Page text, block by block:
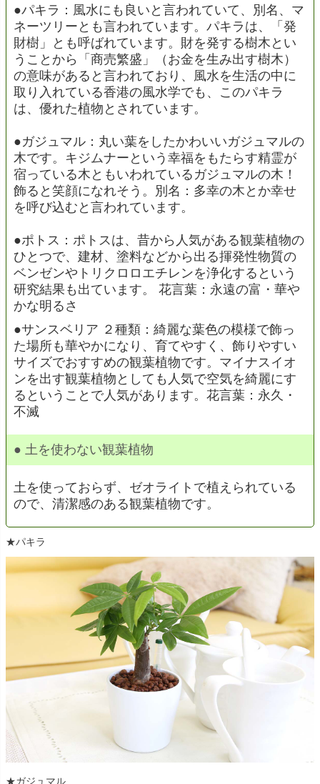
●パキラ：風水にも良いと言われていて、別名、マ
ネーツリーとも言われています。パキラは、「発
財樹」とも呼ばれています。財を発する樹木とい
うことから「商売繁盛」（お金を生み出す樹木）
の意味があると言われており、風水を生活の中に
取り入れている香港の風水学でも、このパキラ
は、優れた植物とされています。
●ガジュマル：丸い葉をしたかわいいガジュマルの
木です。キジムナーという幸福をもたらす精霊が
宿っている木ともいわれているガジュマルの木！
飾ると笑顔になれそう。別名：多幸の木とか幸せ
を呼び込むと言われています。
●ポトス：ポトスは、昔から人気がある観葉植物の
ひとつで、建材、塗料などから出る揮発性物質の
ベンゼンやトリクロロエチレンを浄化するという
研究結果も出ています。 花言葉：永遠の富・華や
かな明るさ
●サンスベリア ２種類：綺麗な葉色の模様で飾っ
た場所も華やかになり、育てやすく、飾りやすい
サイズでおすすめの観葉植物です。マイナスイオ
ンを出す観葉植物としても人気で空気を綺麗にす
るということで人気があります。花言葉：永久・
不滅
● 土を使わない観葉植物
土を使っておらず、ゼオライトで植えられている
ので、清潔感のある観葉植物です。
★パキラ
★ガジュマル